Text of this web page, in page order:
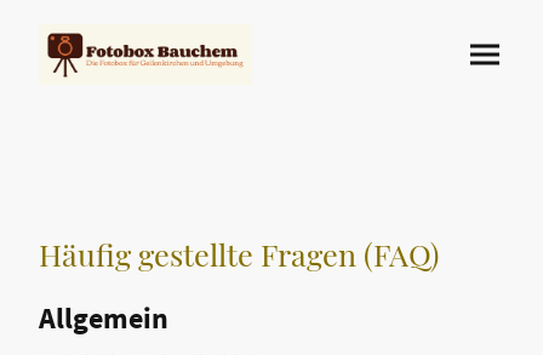
Häufig gestellte Fragen (FAQ)
Allgemein